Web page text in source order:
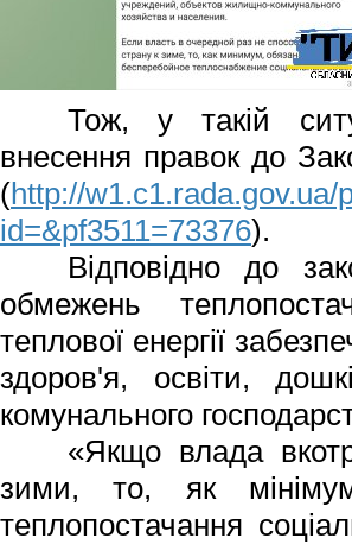
Тож, у такій
внесення правок до
(http://
id=&pf3511=73376).
Відповідно до
обмежень
теплової енергії
здоров'я, освіти,
комунального
«Якщо влада
зими, то, як
теплопостачання